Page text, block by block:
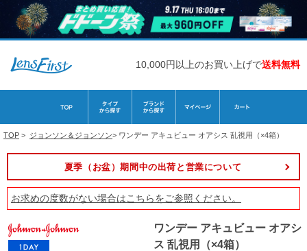
10,000円以上のお買い上げで送料無料
TOP > ジョンソン＆ジョンソン> ワンデー アキュビュー オアシス 乱視用（×4箱）
夏季（お盆）期間中の出荷と営業について
お求めの度数がない場合はこちらをご参照ください。
ワンデー アキュビュー オアシ
ス 乱視用（×4箱）